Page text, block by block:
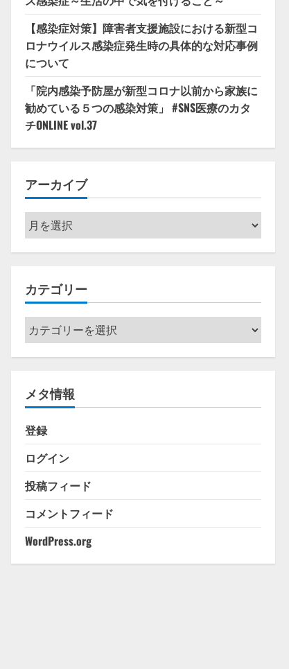
【感染症対策】障害者支援施設における新型コ
ロナウイルス感染症発生時の具体的な対応事例
について
「院内感染予防屋が新型コロナ以前から家族に
勧めている５つの感染対策」 #SNS医療のカタ
チONLINE vol.37
アーカイブ
ア
ー
カ
ブ
カテゴリー
カ
テ
ゴ
ー
メタ情報
登録
ログイン
投稿フィード
コメントフィード
WordPress.org